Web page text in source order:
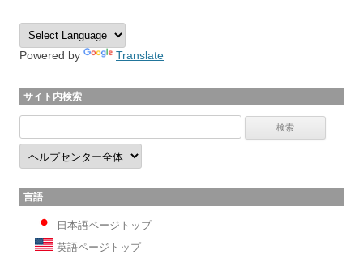
Powered by Translate
サイト内検索
言語
日本語ページトップ
英語ページトップ